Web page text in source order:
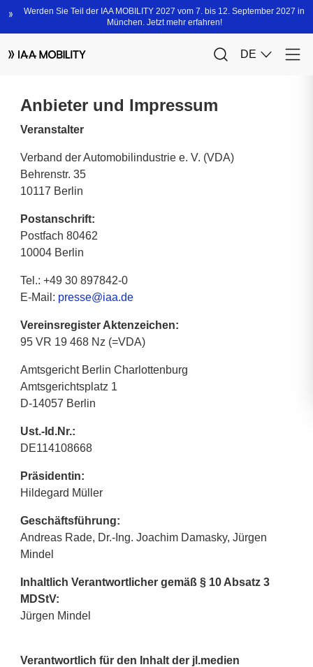
Anbieter und Impressum
Veranstalter
Verband der Automobilindustrie e. V. (VDA)
Behrenstr. 35
10117 Berlin
Postanschrift:
Postfach 80462
10004 Berlin
Tel.: +49 30 897842-0
E-Mail: presse@iaa.de
Vereinsregister Aktenzeichen:
95 VR 19 468 Nz (=VDA)
Amtsgericht Berlin Charlottenburg
Amtsgerichtsplatz 1
D-14057 Berlin
Ust.-Id.Nr.:
DE114108668
Präsidentin:
Hildegard Müller
Geschäftsführung:
Andreas Rade, Dr.-Ing. Joachim Damasky, Jürgen
Mindel
Inhaltlich Verantwortlicher gemäß § 10 Absatz 3
MDStV:
Jürgen Mindel
Verantwortlich für den Inhalt der jl.medien